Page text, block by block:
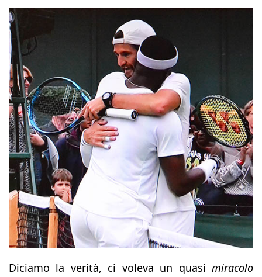
Diciamo la verità, ci voleva un quasi miracolo